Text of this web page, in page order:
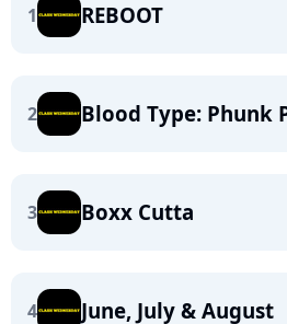
1 REBOOT
2 Blood Type: Phunk
3 Boxx Cutta
4 June, July & August